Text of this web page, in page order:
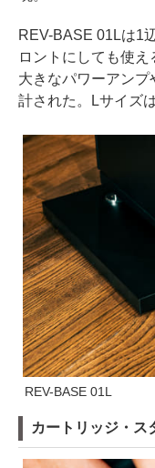
REV-BASE 01Lは1
ロントにしても使え
大きなパワーアン
計された。Lサイズ
REV-BASE 01L
カートリッジ・ス